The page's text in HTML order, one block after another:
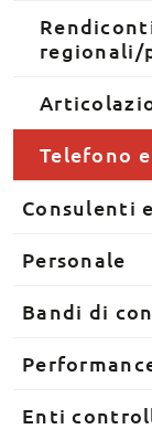
regionali/
Telefono
Consulenti
Personale
Bandi di
Enti